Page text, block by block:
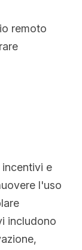
remoto
e
l'uso
includono